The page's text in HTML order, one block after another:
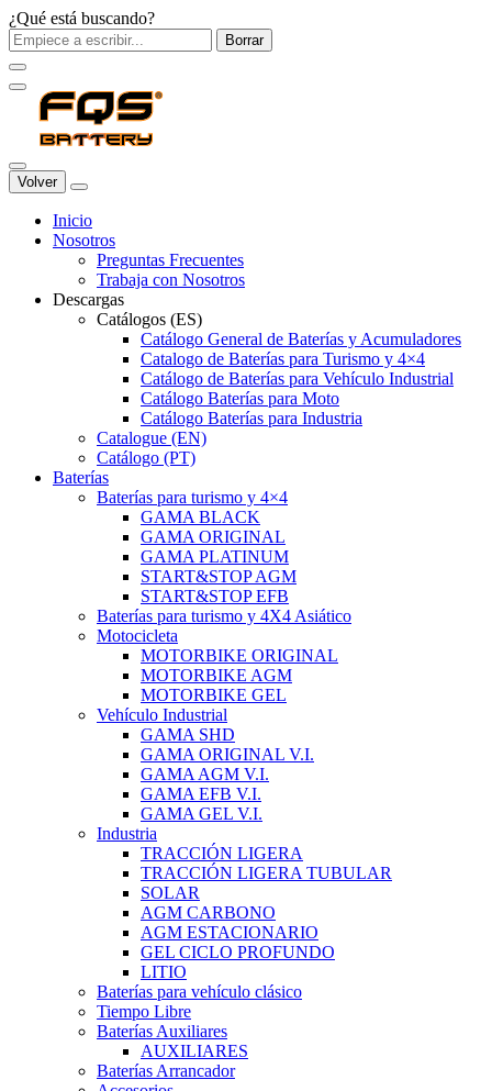
¿Qué está buscando?
Borrar
Volver
Inicio
Nosotros
Preguntas Frecuentes
Trabaja con Nosotros
Descargas
Catálogos (ES)
Catálogo General de Baterías y Acumuladores
Catalogo de Baterías para Turismo y 4×4
Catálogo de Baterías para Vehículo Industrial
Catálogo Baterías para Moto
Catálogo Baterías para Industria
Catalogue (EN)
Catálogo (PT)
Baterías
Baterías para turismo y 4×4
GAMA BLACK
GAMA ORIGINAL
GAMA PLATINUM
START&STOP AGM
START&STOP EFB
Baterías para turismo y 4X4 Asiático
Motocicleta
MOTORBIKE ORIGINAL
MOTORBIKE AGM
MOTORBIKE GEL
Vehículo Industrial
GAMA SHD
GAMA ORIGINAL V.I.
GAMA AGM V.I.
GAMA EFB V.I.
GAMA GEL V.I.
Industria
TRACCIÓN LIGERA
TRACCIÓN LIGERA TUBULAR
SOLAR
AGM CARBONO
AGM ESTACIONARIO
GEL CICLO PROFUNDO
LITIO
Baterías para vehículo clásico
Tiempo Libre
Baterías Auxiliares
AUXILIARES
Baterías Arrancador